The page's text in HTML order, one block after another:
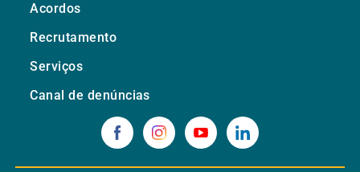
Acordos
Recrutamento
Serviços
Canal de denúncias